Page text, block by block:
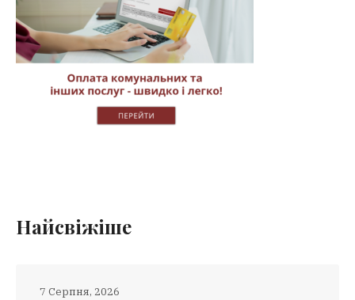
Найсвіжіше
7 Серпня, 2026